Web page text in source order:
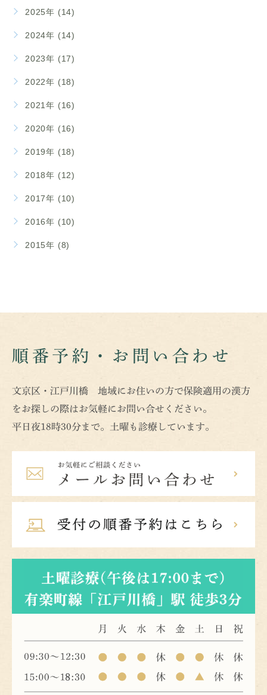
2025年 (14)
2024年 (14)
2023年 (17)
2022年 (18)
2021年 (16)
2020年 (16)
2019年 (18)
2018年 (12)
2017年 (10)
2016年 (10)
2015年 (8)
順番予約・お問い合わせ
文京区・江戸川橋 地域にお住いの方で保険適用の漢方
をお探しの際はお気軽にお問い合せください。
平日夜18時30分まで。土曜も診療しています。